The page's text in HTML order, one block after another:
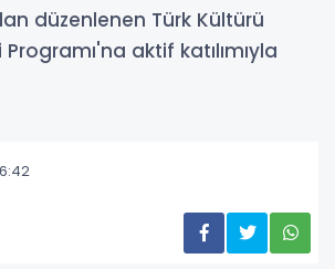
düzenlenen Türk Kültürü
Programı'na aktif katılımıyla